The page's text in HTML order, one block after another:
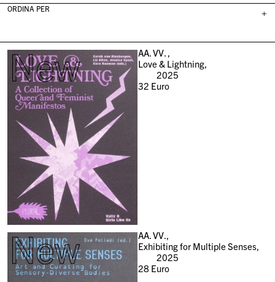
+
ORDINA PER
New
AA. VV. ,
Love & Lightning,
2025
32 Euro
New
AA. VV.,
Exhibiting for Multiple Senses,
2025
28Euro